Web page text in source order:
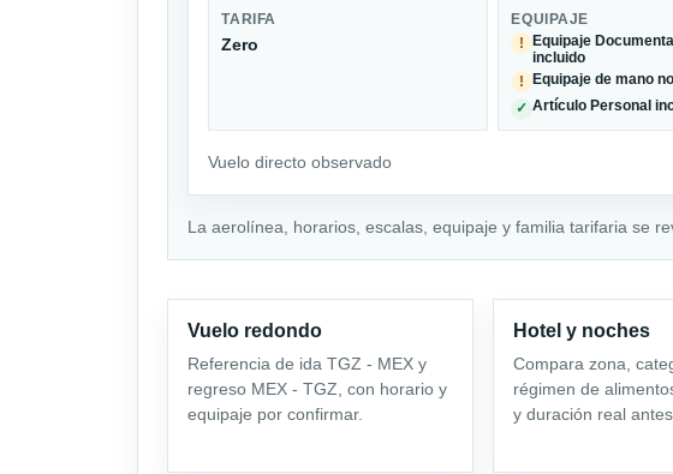
TARIFA
Zero
EQUIPAJE
!
Equipaje
incluido
!
Equipaje de mano
✓ Artículo Personal
Vuelo directo observado
La aerolínea, horarios, escalas, equipaje y familia tarifaria se
Vuelo redondo
Referencia de ida TGZ - MEX y
regreso MEX - TGZ, con horario y
equipaje por confirmar.
Hotel y noches
Compara zona,
régimen de
y duración real